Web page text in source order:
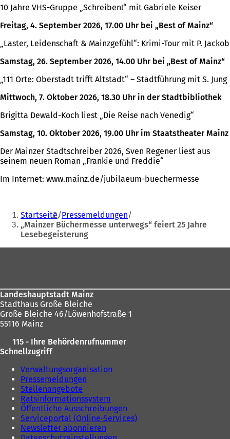
10 Jahre VHS-Gruppe „Schreiben!“ mit Gabriele Keiser
Freitag, 4. September 2026, 17.00 Uhr bei „Best of Mainz“
„Laster, Leidenschaft & Mainzgefühl“: Krimi-Tour mit P. Jackob
Samstag, 26. September 2026, 14.00 Uhr bei „Best of Mainz“
„111 Orte: Oberstadt trifft Altstadt“ – Stadtführung mit S. Jung
Mittwoch, 7. Oktober 2026, 18.30 Uhr in der Stadtbibliothek
Brigitta Dewald-Koch liest „Die Reise nach Venedig“
Samstag, 10. Oktober 2026, 19.00 Uhr im Staatstheater Mainz
Der Mainzer Stadtschreiber 2026, Sven Regener liest aus
seinem neuen Roman „Frankie und Freddie“
Im Internet: www.mainz.de/jubilaeum-buechermesse
Sie
befinden
sich
hier:
Startseite Pressemeldungen
„Mainzer Büchermesse unterwegs“ feiert 25 Jahre
Lesebegeisterung
Landeshauptstadt Mainz
Stadthaus Große Bleiche
Große Bleiche 46/Löwenhofstraße 1
55116 Mainz
115 - Ihre Behördenrufnummer
Schnellzugriff
Verwaltungsorganisation
Pressemeldungen
Stellenangebote
Ratsinformationssystem
Öffentliche Ausschreibungen
Serviceportal (Online-Services)
Newsletter abonnieren